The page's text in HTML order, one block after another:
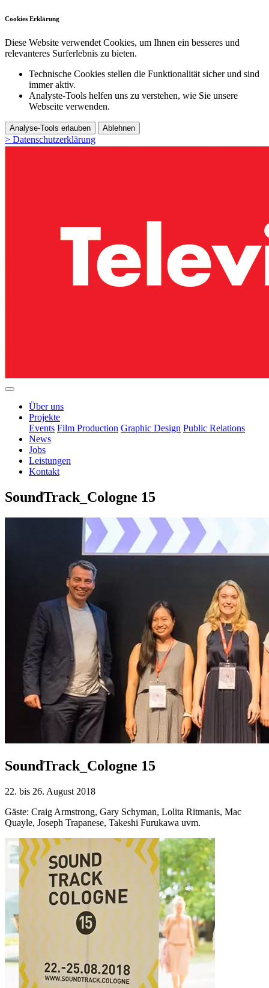
Cookies Erklärung
Diese Website verwendet Cookies, um Ihnen ein besseres und
relevanteres Surferlebnis zu bieten.
Technische Cookies stellen die Funktionalität sicher und sind
immer aktiv.
Analyste-Tools helfen uns zu verstehen, wie Sie unsere
Webseite verwenden.
Analyse-Tools erlauben Ablehnen
> Datenschutzerklärung
Über uns
Projekte
Events Film Production Graphic Design Public Relations
News
Jobs
Leistungen
Kontakt
SoundTrack_Cologne 15
SoundTrack_Cologne 15
22. bis 26. August 2018
Gäste: Craig Armstrong, Gary Schyman, Lolita Ritmanis, Mac
Quayle, Joseph Trapanese, Takeshi Furukawa uvm.